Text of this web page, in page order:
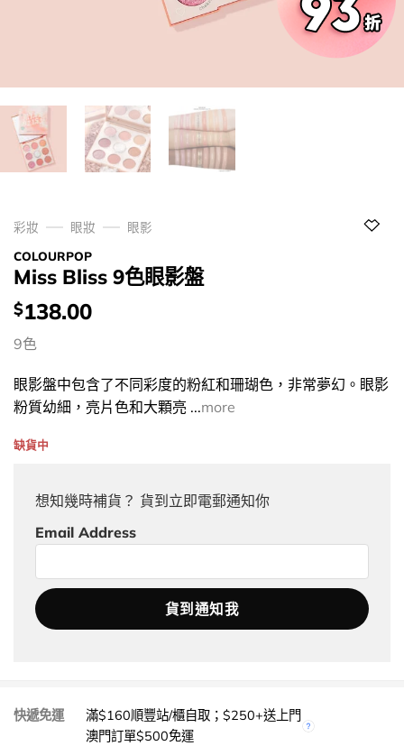
彩妝 眼妝
眼影
COLOURPOP
Miss Bliss 9色眼影盤
價
錢：
$138.00
9色
眼影盤中包含了不同彩度的粉紅和珊瑚色，非常夢幻。眼影
粉質幼細，亮片色和大顆亮 ...more
缺貨中
想知幾時補貨？ 貨到立即電郵通知你
Email Address
快遞免運
滿$160順豐站/櫃自取；$250+送上門
澳門訂單$500免運